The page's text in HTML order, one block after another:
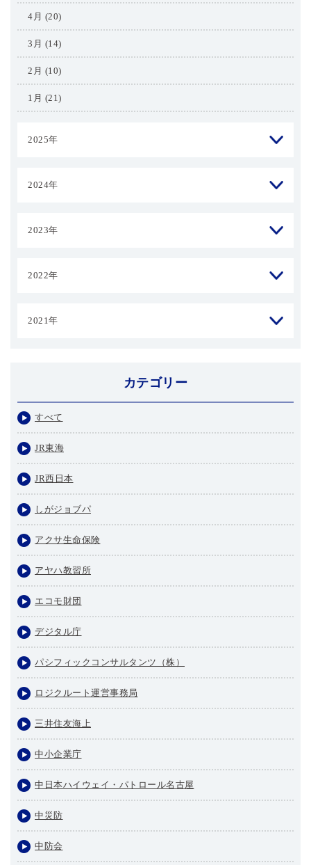
4月 (20)
3月 (14)
2月 (10)
1月 (21)
2025年
2024年
2023年
2022年
2021年
カテゴリー
すべて
JR東海
JR西日本
しがジョブパ
アクサ生命保険
アヤハ教習所
エコモ財団
デジタル庁
パシフィックコンサルタンツ（株）
ロジクルート運営事務局
三井住友海上
中小企業庁
中日本ハイウェイ・パトロール名古屋
中災防
中防会